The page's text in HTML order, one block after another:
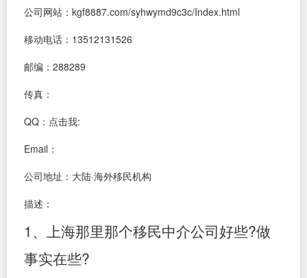
公司网站：kgf8887.com/syhwymd9c3c/Index.html
移动电话：13512131526
邮编：288289
传真：
QQ： 点击我:
Email：
公司地址：大陆·海外移民机构
描述：
1、上海那里那个移民中介公司好些?做
事实在些?